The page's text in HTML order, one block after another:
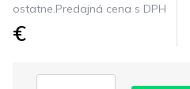
ostatne.Predajná cena s DPH
€